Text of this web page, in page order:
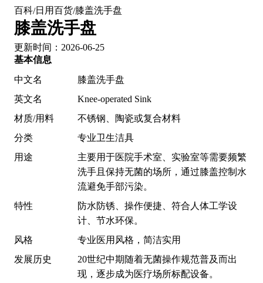
百科/日用百货/膝盖洗手盘
膝盖洗手盘
更新时间：2026-06-25
基本信息
中文名
膝盖洗手盘
英文名
Knee-operated Sink
材质/用料
不锈钢、陶瓷或复合材料
分类
专业卫生洁具
用途
主要用于医院手术室、实验室等需要频繁
洗手且保持无菌的场所，通过膝盖控制水
流避免手部污染。
特性
防水防锈、操作便捷、符合人体工学设
计、节水环保。
风格
专业医用风格，简洁实用
发展历史
20世纪中期随着无菌操作规范普及而出
现，逐步成为医疗场所标配设备。